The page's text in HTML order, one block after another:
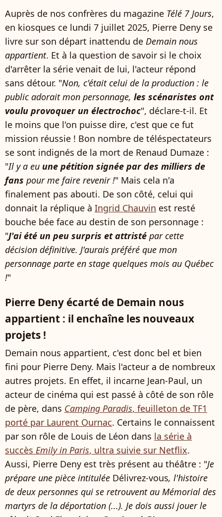
Auprès de nos confrères du magazine Télé 7 Jours,
en kiosques ce lundi 7 juillet 2025, Pierre Deny se
livre sur son départ inattendu de Demain nous
appartient. Et à la question de savoir si le choix
d'arrêter la série venait de lui, l'acteur répond
sans détour. "Non, c'était celui de la production : le
public adorait mon personnage, les scénaristes ont
voulu provoquer un électrochoc", déclare-t-il. Et
le moins que l'on puisse dire, c'est que ce fut
mission réussie ! Bon nombre de téléspectateurs
se sont indignés de la mort de Renaud Dumaze :
"Il y a eu une pétition signée par des milliers de
fans pour me faire revenir !" Mais cela n'a
finalement pas abouti. De son côté, celui qui
donnait la réplique à Ingrid Chauvin est resté
bouche bée face au destin de son personnage :
"J'ai été un peu surpris et attristé par cette
décision définitive. J'aurais préféré que mon
personnage parte en stage quelques mois au Québec
!"
Pierre Deny écarté de Demain nous
appartient : il enchaîne les nouveaux
projets !
Demain nous appartient, c'est donc bel et bien
fini pour Pierre Deny. Mais l'acteur a de nombreux
autres projets. En effet, il incarne Jean-Paul, un
acteur de cinéma qui est passé à côté de son rôle
de père, dans Camping Paradis, feuilleton de TF1
porté par Laurent Ournac. Certains le connaissent
par son rôle de Louis de Léon dans la série à
succès Emily in Paris, ultra suivie sur Netflix.
Aussi, Pierre Deny est très présent au théâtre : "Je
prépare une pièce intitulée Délivrez-vous, l'histoire
de deux personnes qui se retrouvent au Mémorial des
martyrs de la déportation (...). Je dois aussi jouer le